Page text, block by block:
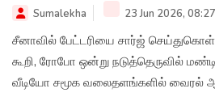
Sumalekha 23 Jun 2026,
சீனாவில் பேட்டரியை சார்ஜ்
கூறி, ரோபோ ஒன்று நடுத்தெருவில்
வீடியோ சமூக வலைதளங்களில் வைரல்